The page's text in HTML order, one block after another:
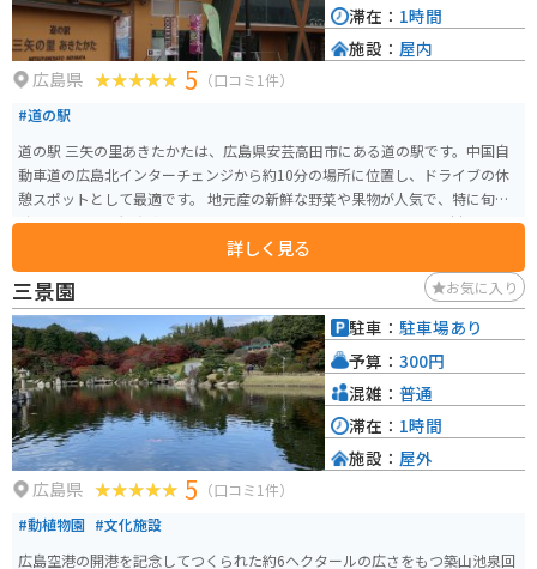
広島県 5 （口コミ1件）
#道の駅
道の駅 三矢の里あきたかたは、広島県安芸高田市にある道の駅です。中国自
動車道の広島北インターチェンジから約10分の場所に位置し、ドライブの休
憩スポットとして最適です。 地元産の新鮮な野菜や果物が人気で、特に旬の
時期には多くの観光客で賑わいます。レストランでは、地元産の食材をふん
だんに使った料理を楽しむことができ、おすすめは、あきおおたブランドに
認定されている「猪肉そば」です。 また、道の駅に隣接して「歴史民族資料
館」があり、安芸高田市の歴史や文化に触れることができます。周辺には、
戦国時代の史跡である郡山城跡や、毛利元就ゆかりの地である吉田郡山歴史
公園など、歴史好きにはたまらない観光スポットも点在しています。 バイク
で訪れる場合、道の駅には広い駐車場が完備されているので安心です。周辺
の道路は、信号が少なく走りやすい道が多いので、ツーリングにもおすすめ
です。中国山地の山々を眺めながら、爽快なツーリングを楽しむことができ
ます。
詳しく見る
滞在： 1時間
施設： 屋内
三景園 お気に入り
広島県 5 （口コミ1件）
#動植物園 #文化施設
広島空港の開港を記念してつくられた約6ヘクタールの広さをもつ築山池泉回
駐車： 駐車場あり
予算： 300円
混雑： 普通
滞在： 1時間
施設： 屋外